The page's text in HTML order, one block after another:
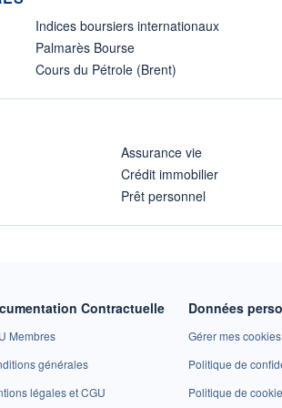
Indices boursiers internationaux
Palmarès Bourse
Cours du Pétrole (Brent)
Assurance vie
Crédit immobilier
Prêt personnel
Contractuelle
Membres
générales
légales et CGU
Données
Gérer mes cookies
Politique de
Politique de